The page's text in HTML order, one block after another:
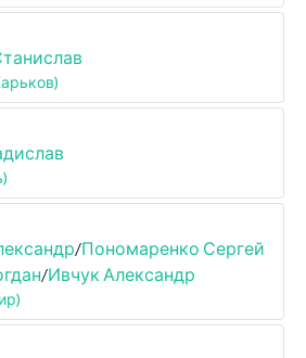
/Пономаренко Сергей
/Ивчук Александр